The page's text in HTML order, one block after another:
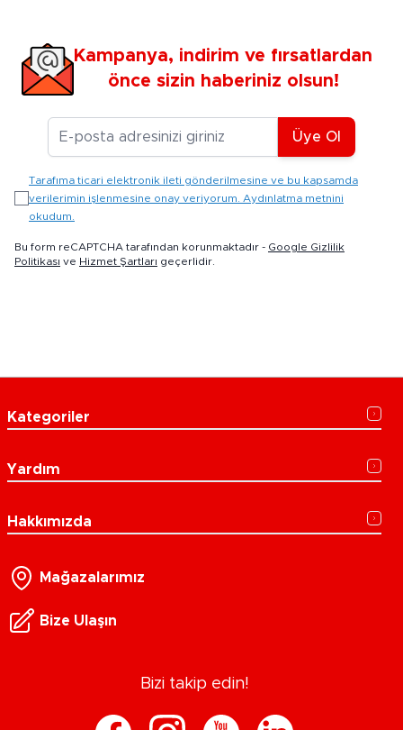
Kampanya, indirim ve fırsatlardan
önce sizin haberiniz olsun!
E-posta Adresiniz
Üye Ol
Tarafıma ticari elektronik ileti gönderilmesine ve bu kapsamda
verilerimin işlenmesine onay veriyorum. Aydınlatma metnini
okudum.
Bu form reCAPTCHA tarafından korunmaktadır - Google Gizlilik
Politikası ve Hizmet Şartları geçerlidir.
Kategoriler
Yardım
Hakkımızda
Mağazalarımız
Bize Ulaşın
Bizi takip edin!